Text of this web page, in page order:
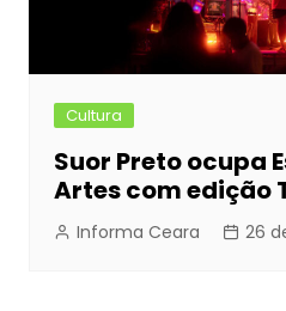
Cultura
Suor Preto ocupa
Artes com edição
Informa Ceara 26